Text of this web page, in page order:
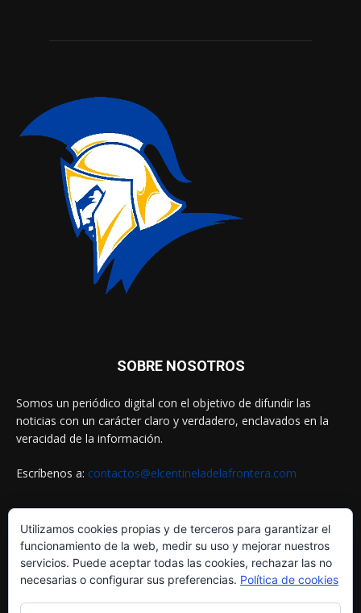
SOBRE NOSOTROS
Somos un periódico digital con el objetivo de difundir las
noticias con un carácter claro y verdadero, enclavados en la
veracidad de la información.
Escríbenos a: contactos@elcentineladelafrontera.com
SIGUENOS EN
Utilizamos cookies propias y de terceros para garantizar el
funcionamiento de la web, medir su uso y mejorar nuestros
servicios. Puede aceptar todas las cookies, rechazar las no
necesarias o configurar sus preferencias. Política de cookies